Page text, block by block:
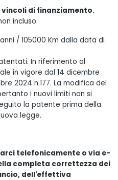
vincoli di finanziamento.
incluso.
/ 105000 Km dalla data di
In riferimento al
in vigore dal 14 dicembre
2024 n.177. La modifica del
i nuovi limiti non si
la patente prima della
legge.
telefonicamente o via e-
completa correttezza dei
dell'effettiva